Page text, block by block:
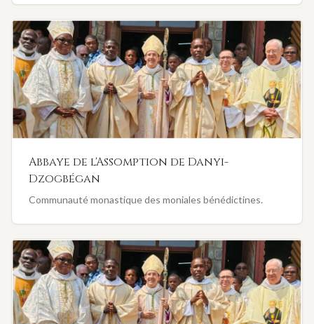
Abbaye de l'Assomption de Danyi-
Dzogbégan
Communauté monastique des moniales bénédictines.